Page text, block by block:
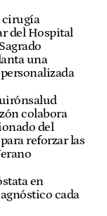
cirugía
del Hospital
una
colabora
del
reforzar las
en
cada